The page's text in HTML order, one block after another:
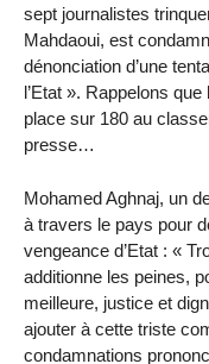
sept journalistes
Mahdaoui, est
dénonciation d’une
l’Etat ». Rappelons
place sur 180 au
presse…
Mohamed Aghnaj, un
à travers le pays pour
vengeance d’Etat : «
additionne les peines,
meilleure, justice et
ajouter à cette triste
condamnations